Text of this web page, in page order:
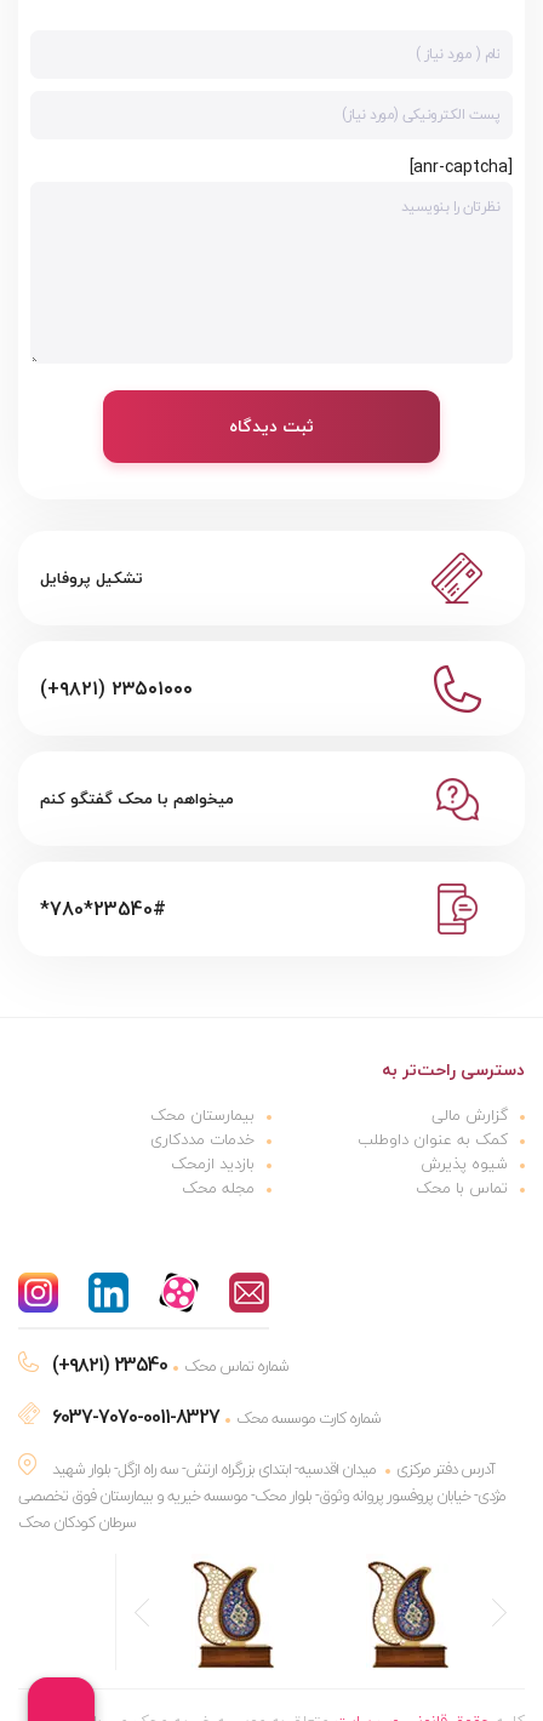
[anr-captcha]
ثبت دیدگاه
تشکیل پروفایل
(+۹۸۲۱) ۲۳۵۰۱۰۰۰
میخواهم با محک گفتگو کنم
*780*23540#
دسترسی راحت‌تر به
گزارش مالی
بیمارستان محک
کمک به عنوان داوطلب
خدمات مددکاری
شیوه پذیرش
بازدید ازمحک
تماس با محک
مجله محک
(+۹۸۲۱) 23540 شماره تماس محک
6037-7070-0011-8327
شماره کارت موسسه محک
آدرس دفتر مرکزی
میدان اقدسیه- ابتدای بزرگراه ارتش- سه راه ازگل- بلوار شهید
مژدی- خیابان پروفسور پروانه وثوق- بلوار محک- موسسه خیریه و بیمارستان فوق تخصصی
سرطان کودکان محک